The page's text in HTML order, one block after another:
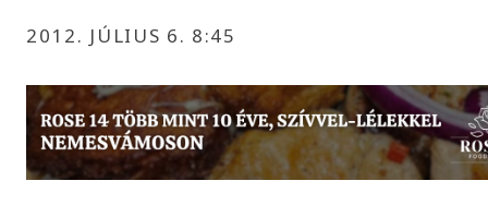
2012. JÚLIUS 6. 8:45